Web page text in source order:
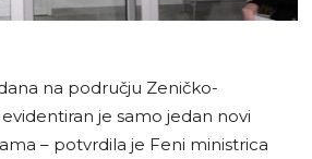
na području Zeničko-
je samo jedan novi
– potvrdila je Feni ministrica